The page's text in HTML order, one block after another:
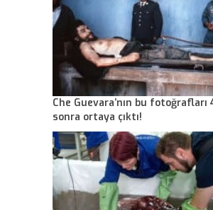
Che Guevara’nın bu fotoğrafları
sonra ortaya çıktı!